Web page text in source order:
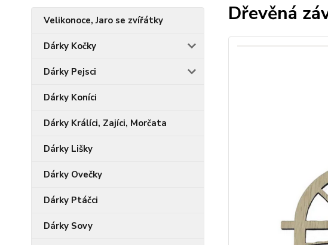
Velikonoce, Jaro se zvířátky
Dárky Kočky
Dárky Pejsci
Dárky Koníci
Dárky Králíci, Zajíci, Morčata
Dárky Lišky
Dárky Ovečky
Dárky Ptáčci
Dárky Sovy
Dřevěná